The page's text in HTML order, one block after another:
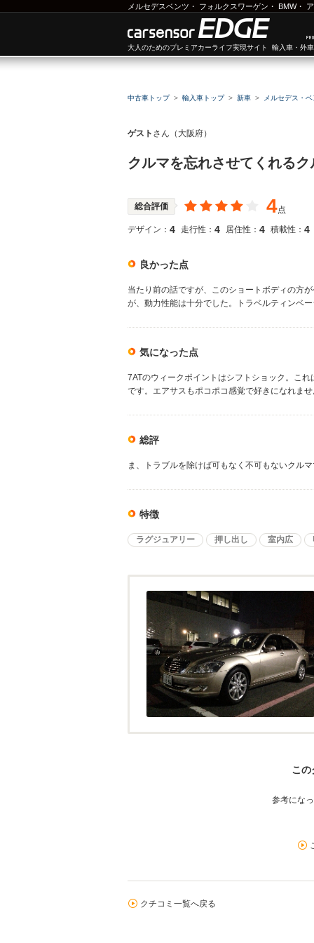
メルセデスベンツ ・ フォルクスワーゲン ・ BMW・
大人のためのプレミアカーライフ実現サイト 輸入車・外
中古車トップ 輸入車トップ 新車 メルセデス・
ゲスト さん（大阪府）
クルマを忘れさせてくれるク
総合評価 4点
デザイン： 4 走行性： 4 居住性： 4 積載性： 4
良かった点
当たり前の話ですが、このショートボディの方
が、動力性能は十分でした。トラベルティンベ
気になった点
7ATのウィークポイントはシフトショック。こ
です。エアサスもポコポコ感覚で好きになれま
総評
ま、トラブルを除けば可もなく不可もないクル
特徴
ラグジュアリー 押し出し 室内広
この
参考にな
クチコミ一覧へ戻る